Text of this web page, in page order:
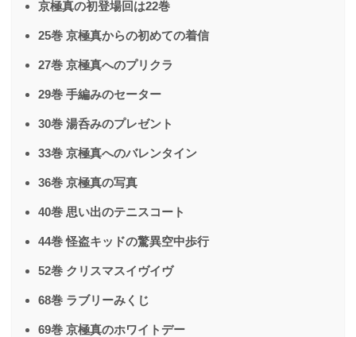
京極真の初登場回は22巻
25巻 京極真からの初めての着信
27巻 京極真へのプリクラ
29巻 手編みのセーター
30巻 湯呑みのプレゼント
33巻 京極真へのバレンタイン
36巻 京極真の写真
40巻 思い出のテニスコート
44巻 怪盗キッドの驚異空中歩行
52巻 クリスマスイヴイヴ
68巻 ラブリーみくじ
69巻 京極真のホワイトデー